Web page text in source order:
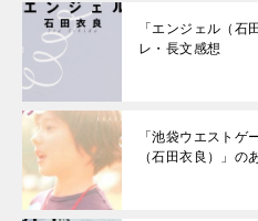
「エンジェル（石
レ・長文感想
「池袋ウエストゲ
（石田衣良）」の